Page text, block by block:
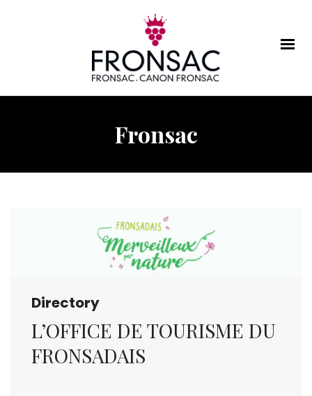
Fronsac
Directory
L’OFFICE DE TOURISME DU
FRONSADAIS